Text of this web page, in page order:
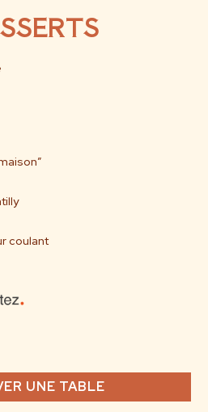
coulant
UNE TABLE